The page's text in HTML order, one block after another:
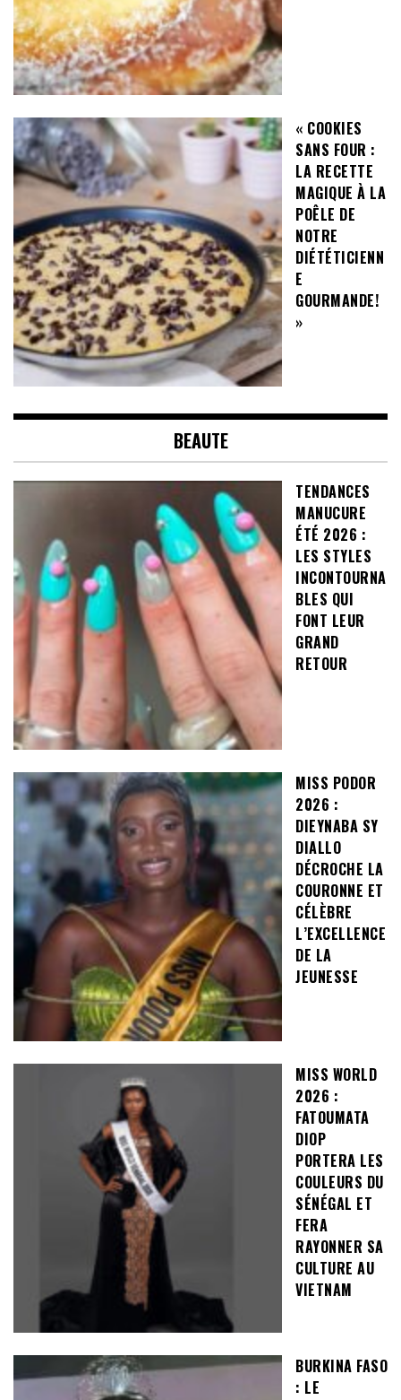
« COOKIES
SANS FOUR :
LA RECETTE
MAGIQUE À LA
POÊLE DE
NOTRE
DIÉTÉTICIENN
E
GOURMANDE!
»
BEAUTE
TENDANCES
MANUCURE
ÉTÉ 2026 :
LES STYLES
INCONTOURNA
BLES QUI
FONT LEUR
GRAND
RETOUR
MISS PODOR
2026 :
DIEYNABA SY
DIALLO
DÉCROCHE LA
COURONNE ET
CÉLÈBRE
L’EXCELLENCE
DE LA
JEUNESSE
MISS WORLD
2026 :
FATOUMATA
DIOP
PORTERA LES
COULEURS DU
SÉNÉGAL ET
FERA
RAYONNER SA
CULTURE AU
VIETNAM
BURKINA FASO
: LE